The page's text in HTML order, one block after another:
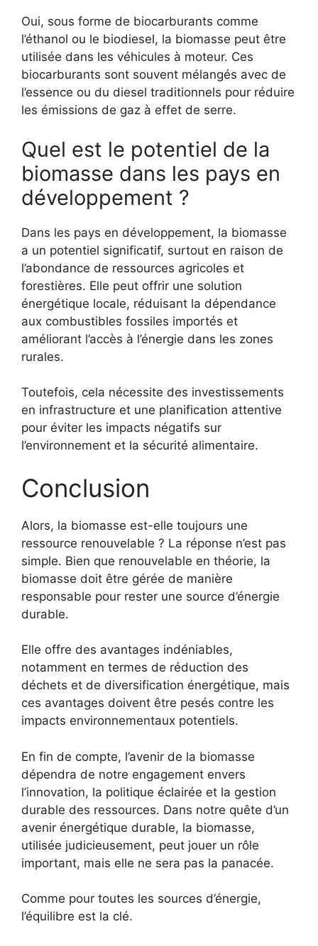
Oui, sous forme de biocarburants comme
l’éthanol ou le biodiesel, la biomasse peut être
utilisée dans les véhicules à moteur. Ces
biocarburants sont souvent mélangés avec de
l’essence ou du diesel traditionnels pour réduire
les émissions de gaz à effet de serre.
Quel est le potentiel de la
biomasse dans les pays en
développement ?
Dans les pays en développement, la biomasse
a un potentiel significatif, surtout en raison de
l’abondance de ressources agricoles et
forestières. Elle peut offrir une solution
énergétique locale, réduisant la dépendance
aux combustibles fossiles importés et
améliorant l’accès à l’énergie dans les zones
rurales.
Toutefois, cela nécessite des investissements
en infrastructure et une planification attentive
pour éviter les impacts négatifs sur
l’environnement et la sécurité alimentaire.
Conclusion
Alors, la biomasse est-elle toujours une
ressource renouvelable ? La réponse n’est pas
simple. Bien que renouvelable en théorie, la
biomasse doit être gérée de manière
responsable pour rester une source d’énergie
durable.
Elle offre des avantages indéniables,
notamment en termes de réduction des
déchets et de diversification énergétique, mais
ces avantages doivent être pesés contre les
impacts environnementaux potentiels.
En fin de compte, l’avenir de la biomasse
dépendra de notre engagement envers
l’innovation, la politique éclairée et la gestion
durable des ressources. Dans notre quête d’un
avenir énergétique durable, la biomasse,
utilisée judicieusement, peut jouer un rôle
important, mais elle ne sera pas la panacée.
Comme pour toutes les sources d’énergie,
l’équilibre est la clé.